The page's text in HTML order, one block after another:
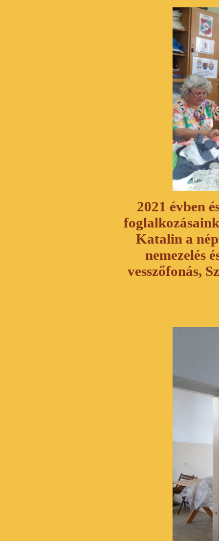
2021 évben
Katalin a
nemezelés
vesszőfonás,